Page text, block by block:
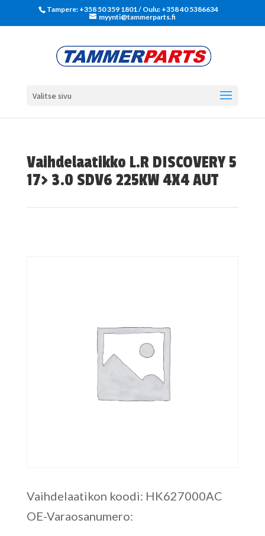
Tampere: +358 50 359 1801‬ / Oulu: +358 40 5386634
myynti@tammerparts.fi
Valitse sivu
Vaihdelaatikko L.R DISCOVERY 5
17> 3.0 SDV6 225KW 4X4 AUT
Vaihdelaatikon koodi: HK627000AC
OE-Varaosanumero: